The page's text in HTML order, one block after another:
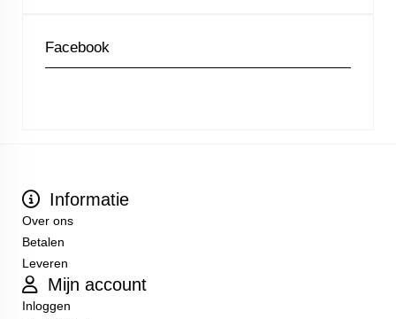
Facebook
Informatie
Over ons
Betalen
Leveren
Mijn account
Inloggen